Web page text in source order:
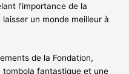
l’importance de la
un monde meilleur à
de la Fondation,
tombola fantastique et une